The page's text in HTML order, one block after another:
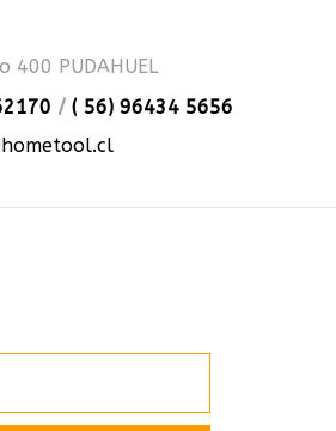
400 PUDAHUEL
/ ( 56) 96434 5656